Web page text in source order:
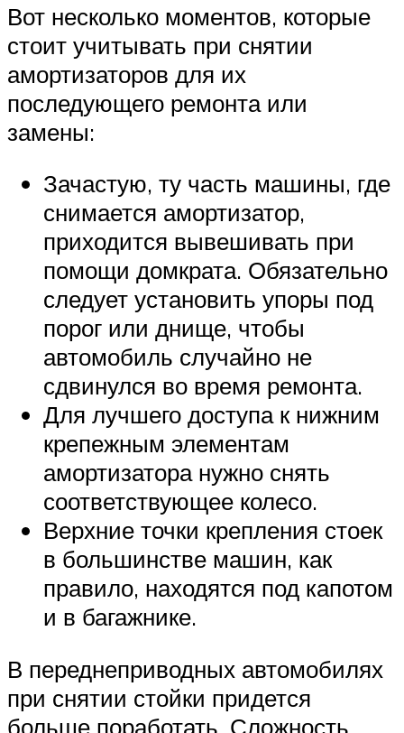
Вот несколько моментов, которые
стоит учитывать при снятии
амортизаторов для их
последующего ремонта или
замены:
Зачастую, ту часть машины, где
снимается амортизатор,
приходится вывешивать при
помощи домкрата. Обязательно
следует установить упоры под
порог или днище, чтобы
автомобиль случайно не
сдвинулся во время ремонта.
Для лучшего доступа к нижним
крепежным элементам
амортизатора нужно снять
соответствующее колесо.
Верхние точки крепления стоек
в большинстве машин, как
правило, находятся под капотом
и в багажнике.
В переднеприводных автомобилях
при снятии стойки придется
больше поработать. Сложность